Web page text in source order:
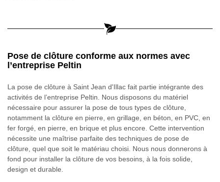
Pose de clôture conforme aux normes avec
l’entreprise Peltin
La pose de clôture à Saint Jean d'Illac fait partie intégrante des
activités de l’entreprise Peltin. Nous disposons du matériel
nécessaire pour assurer la pose de tous types de clôture,
notamment la clôture en pierre, en grillage, en béton, en PVC, en
fer forgé, en pierre, en brique et plus encore. Cette intervention
nécessite une maîtrise parfaite des techniques de pose de
clôture, quel que soit le matériau choisi. Nous nous donnerons à
fond pour installer la clôture de vos besoins, à la fois solide,
design et durable.